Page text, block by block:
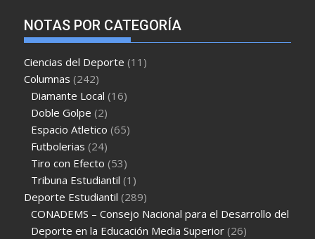
NOTAS POR CATEGORÍA
Ciencias del Deporte (11)
Columnas (242)
Diamante Local (16)
Doble Golpe (2)
Espacio Atletico (65)
Futbolerias (24)
Tiro con Efecto (53)
Tribuna Estudiantil (1)
Deporte Estudiantil (289)
CONADEMS – Consejo Nacional para el Desarrollo del
Deporte en la Educación Media Superior (26)